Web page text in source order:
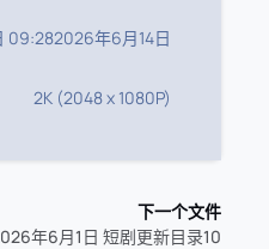
09:282026年6月14日
2K (2048 x 1080P)
下一个文件
年6月1日 短剧更新目录10